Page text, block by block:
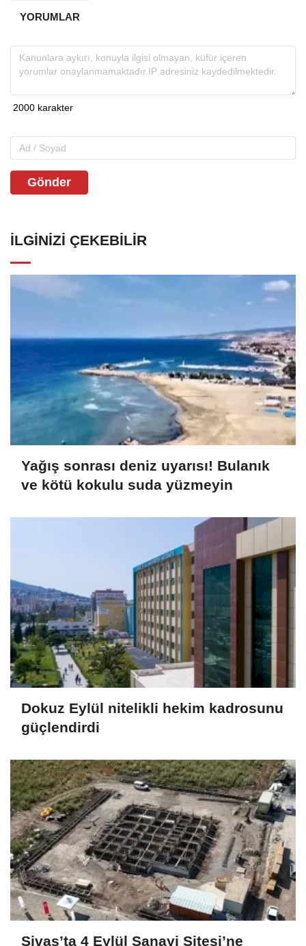
YORUMLAR
Gönder
İLGINIZI ÇEKEBILIR
Yağış sonrası deniz uyarısı! Bulanık
ve kötü kokulu suda yüzmeyin
Dokuz Eylül nitelikli hekim kadrosunu
güçlendirdi
Sivas’ta 4 Eylül Sanayi Sitesi’ne